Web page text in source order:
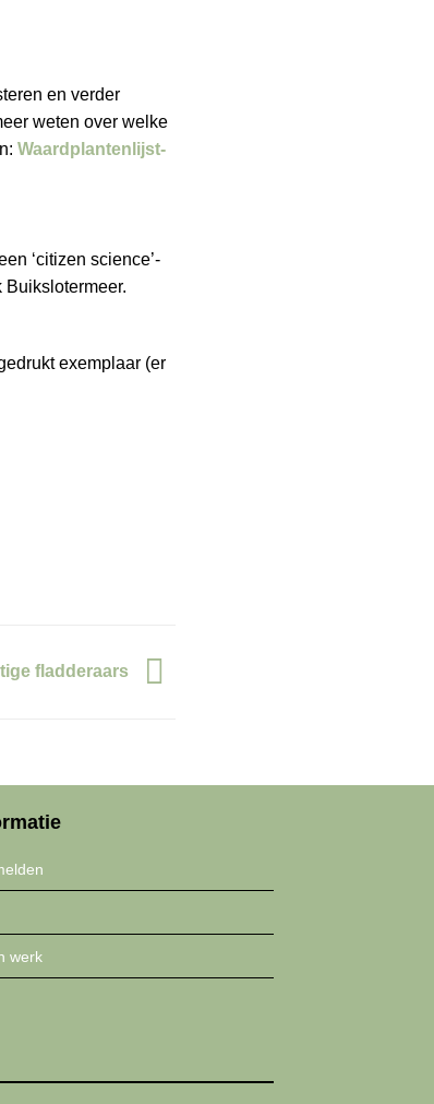
en verder
weten over welke
Waardplantenlijst-
‘citizen science’-
Buikslotermeer.
exemplaar (er
fladderaars
werk